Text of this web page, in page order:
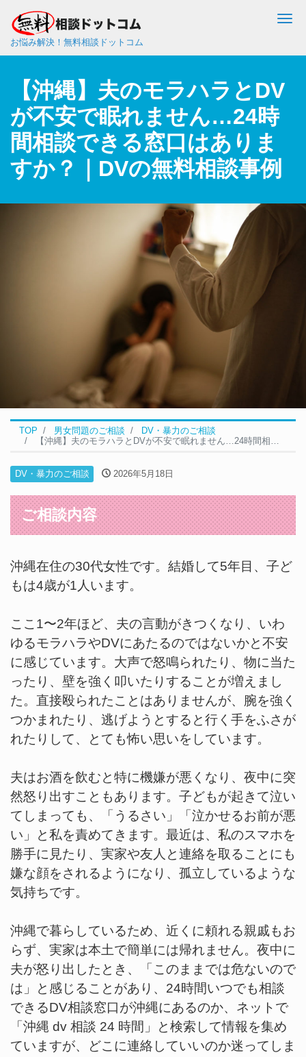
お悩み解決！無料相談ドットコム
【沖縄】夫のモラハラとDV
が不安で眠れません…24時
間相談できる窓口はありま
すか？｜DVの無料相談事例
TOP 男女問題のご相談
DV・暴力のご相談
【沖縄】夫のモラハラとDVが不安で眠れません…24時間相談できる窓口はありますか？｜DVの無料相談事例
DV・暴力のご相談 2026年5月18日
ご相談内容
沖縄在住の30代女性です。結婚して5年目、子ど
もは4歳が1人います。
ここ1〜2年ほど、夫の言動がきつくなり、いわ
ゆるモラハラやDVにあたるのではないかと不安
に感じています。大声で怒鳴られたり、物に当た
ったり、壁を強く叩いたりすることが増えまし
た。直接殴られたことはありませんが、腕を強く
つかまれたり、逃げようとすると行く手をふさが
れたりして、とても怖い思いをしています。
夫はお酒を飲むと特に機嫌が悪くなり、夜中に突
然怒り出すこともあります。子どもが起きて泣い
てしまっても、「うるさい」「泣かせるお前が悪
い」と私を責めてきます。最近は、私のスマホを
勝手に見たり、実家や友人と連絡を取ることにも
嫌な顔をされるようになり、孤立しているような
気持ちです。
沖縄で暮らしているため、近くに頼れる親戚もお
らず、実家は本土で簡単には帰れません。夜中に
夫が怒り出したとき、「このままでは危ないので
は」と感じることがあり、24時間いつでも相談
できるDV相談窓口が沖縄にあるのか、ネットで
「沖縄 dv 相談 24 時間」と検索して情報を集め
ていますが、どこに連絡していいのか迷ってしま